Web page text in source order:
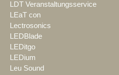
LDT Veranstaltungsservice
LEaT con
Lectrosonics
LEDBlade
LEDitgo
LEDium
Leu Sound